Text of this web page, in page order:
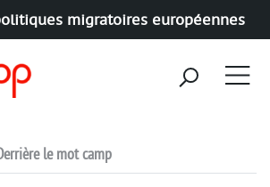
migratoires européennes
le mot camp